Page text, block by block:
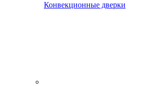
Конвекционные дверки